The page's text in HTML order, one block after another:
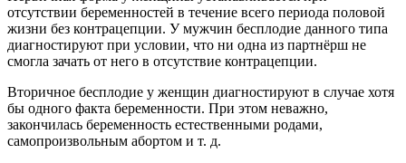
отсутствии беременностей в течение всего периода половой
жизни без контрацепции. У мужчин бесплодие данного типа
диагностируют при условии, что ни одна из партнёрш не
смогла зачать от него в отсутствие контрацепции.
Вторичное бесплодие у женщин диагностируют в случае хотя
бы одного факта беременности. При этом неважно,
закончилась беременность естественными родами,
самопроизвольным абортом и т. д.